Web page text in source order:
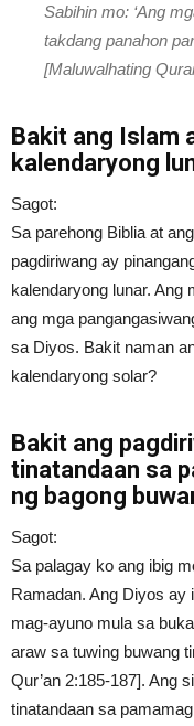
Sabihin mo: ‘Ang
takdang panahon
[Maluwalhating
Bakit ang Islam
kalendaryong
Sagot:
Sa parehong Biblia at
pagdiriwang ay
kalendaryong lunar. Ang
ang mga
sa Diyos. Bakit naman
kalendaryong solar?
Bakit ang
tinatandaan sa
ng bagong
Sagot:
Sa palagay ko ang ibig
Ramadan. Ang Diyos ay
mag-ayuno mula sa
araw sa tuwing buwang
Qur’an 2:185-187]. Ang
tinatandaan sa